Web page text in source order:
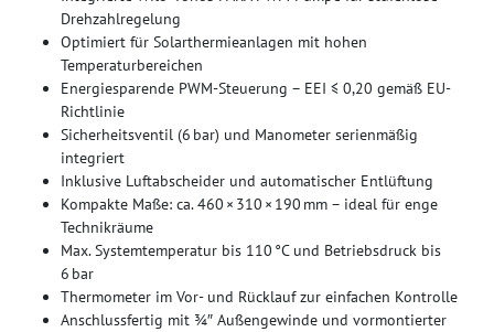
Drehzahlregelung
Optimiert für Solarthermieanlagen mit hohen
Temperaturbereichen
Energiesparende PWM-Steuerung – EEI ≤ 0,20 gemäß EU-
Richtlinie
Sicherheitsventil (6 bar) und Manometer serienmäßig
integriert
Inklusive Luftabscheider und automatischer Entlüftung
Kompakte Maße: ca. 460 × 310 × 190 mm – ideal für enge
Technikräume
Max. Systemtemperatur bis 110 °C und Betriebsdruck bis
6 bar
Thermometer im Vor- und Rücklauf zur einfachen Kontrolle
Anschlussfertig mit ¾″ Außengewinde und vormontierter